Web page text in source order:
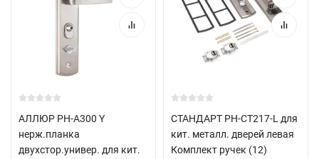
АЛЛЮР РН-А300 Y
нерж.планка
двухстор.универ. для кит.
СТАНДАРТ РН-СТ217-L для
кит. металл. дверей левая
Комплект ручек (12)